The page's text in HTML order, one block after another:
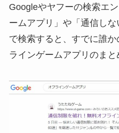
Googleやヤフーの検索エ
ームアプリ」や「通信し
で検索すると、すでに誰
ラインゲームアプリのまと